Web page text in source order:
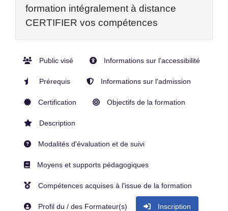
formation intégralement à distance
CERTIFIER vos compétences
Public visé Informations sur l'accessibilité
Prérequis Informations sur l'admission
Certification Objectifs de la formation
Description
Modalités d'évaluation et de suivi
Moyens et supports pédagogiques
Compétences acquises à l'issue de la formation
Profil du / des Formateur(s) Inscription